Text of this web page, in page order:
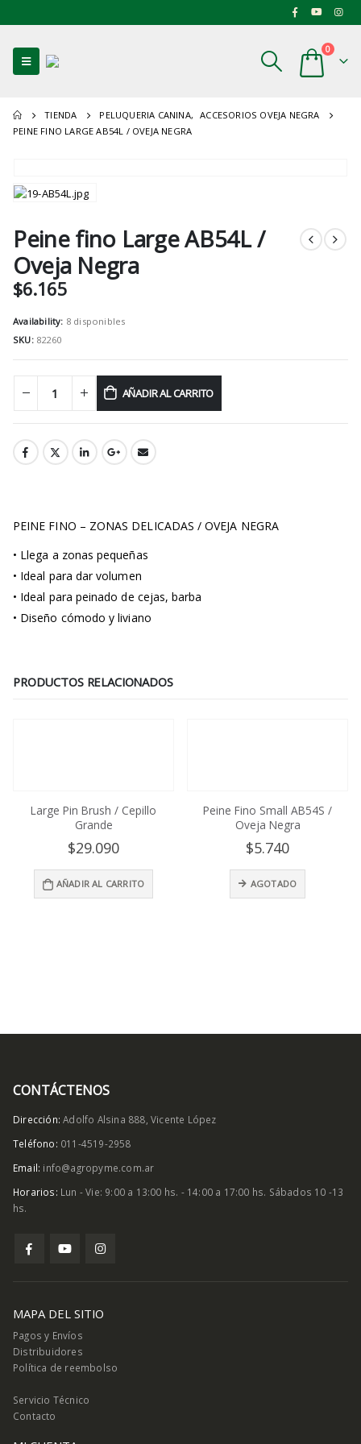
0
TIENDA PELUQUERIA CANINA,
ACCESORIOS OVEJA NEGRA
PEINE FINO LARGE AB54L / OVEJA NEGRA
Peine fino Large AB54L /
Oveja Negra
$6.165
Availability: 8 disponibles
SKU: 82260
AÑADIR AL CARRITO
PEINE FINO – ZONAS DELICADAS / OVEJA NEGRA
• Llega a zonas pequeñas
• Ideal para dar volumen
• Ideal para peinado de cejas, barba
• Diseño cómodo y liviano
PRODUCTOS RELACIONADOS
Large Pin Brush / Cepillo
Grande
$29.090
AÑADIR AL CARRITO
Peine Fino Small AB54S /
Oveja Negra
$5.740
AGOTADO
CONTÁCTENOS
Dirección: Adolfo Alsina 888, Vicente López
Teléfono: 011-4519-2958
Email: info@agropyme.com.ar
Horarios: Lun - Vie: 9:00 a 13:00 hs. - 14:00 a 17:00 hs. Sábados 10 -13
hs.
MAPA DEL SITIO
Pagos y Envíos
Distribuidores
Política de reembolso
Servicio Técnico
Contacto